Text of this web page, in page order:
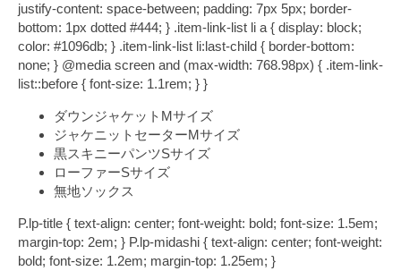
justify-content: space-between; padding: 7px 5px; border-
bottom: 1px dotted #444; } .item-link-list li a { display: block;
color: #1096db; } .item-link-list li:last-child { border-bottom:
none; } @media screen and (max-width: 768.98px) { .item-link-
list::before { font-size: 1.1rem; } }
ダウンジャケット Mサイズ
ジャケニットセーターMサイズ
黒スキニーパンツSサイズ
ローファーSサイズ
無地ソックス
P.lp-title { text-align: center; font-weight: bold; font-size: 1.5em;
margin-top: 2em; } P.lp-midashi { text-align: center; font-weight:
bold; font-size: 1.2em; margin-top: 1.25em; }